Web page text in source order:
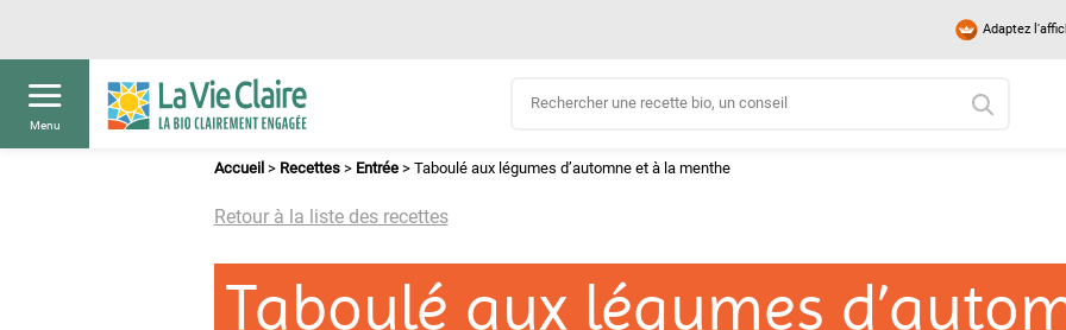
Adaptez
Menu
Accueil > Recettes> Entrée> Taboulé aux légumes d’automne et à la menthe
Retour à la liste des recettes
Taboulé aux légumes